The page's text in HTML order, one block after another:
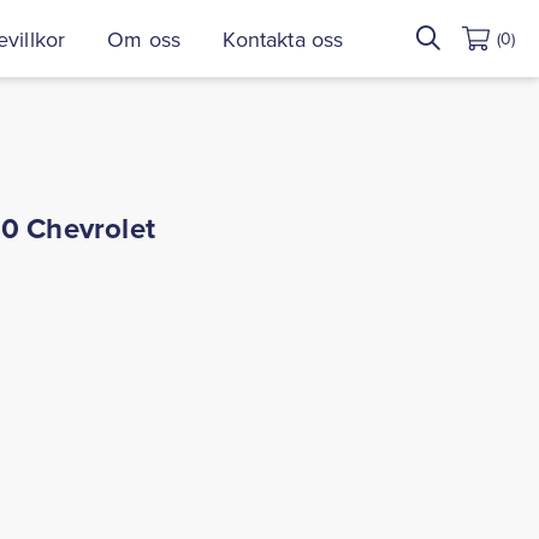
Om oss Kontakta oss
Sök
efter:
(0)
Chevrolet